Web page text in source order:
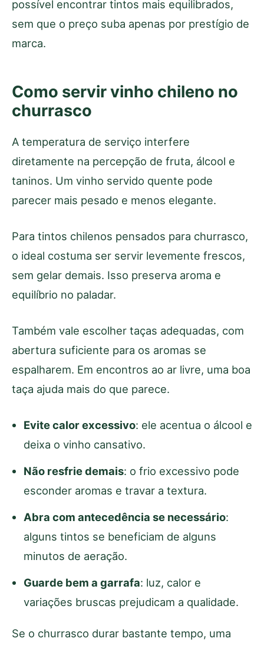
possível encontrar tintos mais equilibrados,
sem que o preço suba apenas por prestígio de
marca.
Como servir vinho chileno no
churrasco
A temperatura de serviço interfere
diretamente na percepção de fruta, álcool e
taninos. Um vinho servido quente pode
parecer mais pesado e menos elegante.
Para tintos chilenos pensados para churrasco,
o ideal costuma ser servir levemente frescos,
sem gelar demais. Isso preserva aroma e
equilíbrio no paladar.
Também vale escolher taças adequadas, com
abertura suficiente para os aromas se
espalharem. Em encontros ao ar livre, uma boa
taça ajuda mais do que parece.
Evite calor excessivo: ele acentua o álcool e
deixa o vinho cansativo.
Não resfrie demais: o frio excessivo pode
esconder aromas e travar a textura.
Abra com antecedência se necessário:
alguns tintos se beneficiam de alguns
minutos de aeração.
Guarde bem a garrafa: luz, calor e
variações bruscas prejudicam a qualidade.
Se o churrasco durar bastante tempo, uma